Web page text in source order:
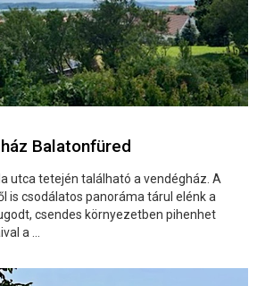
Balatonfüred
utca tetején található a vendégház. A
is csodálatos panoráma tárul elénk a
csendes környezetben pihenhet
a ...